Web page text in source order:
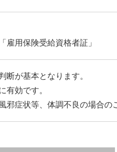
雇用保険受給資格者証」
断が基本となります。
有効です。
邪症状等、体調不良の場合の